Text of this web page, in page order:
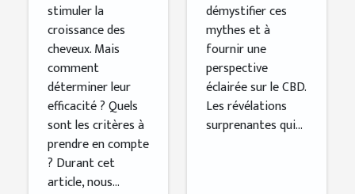
stimuler la
croissance des
cheveux. Mais
comment
déterminer leur
efficacité ? Quels
sont les critères à
prendre en compte
? Durant cet
article, nous...
démystifier ces
mythes et à
fournir une
perspective
éclairée sur le CBD.
Les révélations
surprenantes qui...